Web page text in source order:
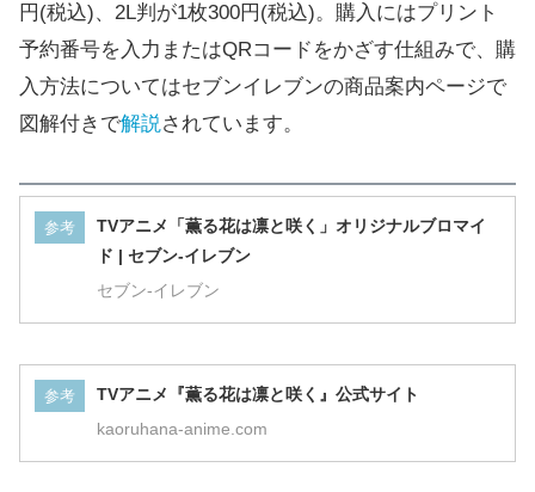
円(税込)、2L判が1枚300円(税込)。購入にはプリント
予約番号を入力またはQRコードをかざす仕組みで、購
入方法についてはセブンイレブンの商品案内ページで
図解付きで解説されています。
参考
TVアニメ「薫る花は凛と咲く」オリジナルブロマイ
ド | セブン-イレブン
セブン‐イレブン
参考 TVアニメ『薫る花は凛と咲く』公式サイト
kaoruhana-anime.com